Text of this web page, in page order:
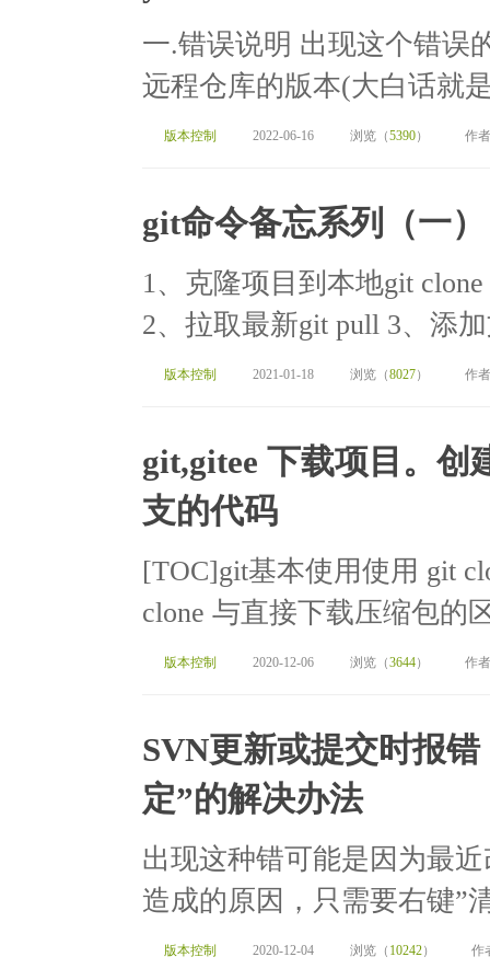
一.错误说明 出现这个错误
远程仓库的版本(大白话就
版本控制 2022-06-16 浏览（5390） 作
git命令备忘系列（一
1、克隆项目到本地git clone
2、拉取最新git pull 3、添
版本控制 2021-01-18 浏览（8027） 作
git,gitee 下载项目。创
支的代码
[TOC]git基本使用使用 git
clone 与直接下载压缩包的
版本控制 2020-12-06 浏览（3644） 作
SVN更新或提交时报
定”的解决办法
出现这种错可能是因为最
造成的原因，只需要右键”
版本控制 2020-12-04 浏览（ 10242） 作